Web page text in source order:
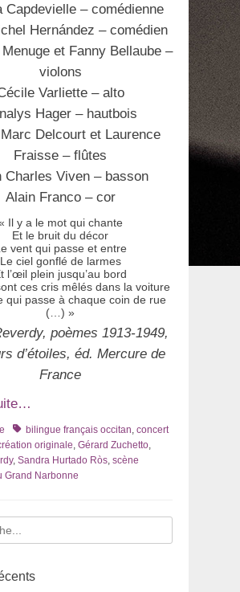
Capdevielle – comédienne
Hernández – comédien
et Fanny Bellaube –
violons
Varliette – alto
Hager – hautbois
Delcourt et Laurence
Fraisse – flûtes
Charles Viven – basson
Alain Franco – cor
Il y a le mot qui chante
Et le bruit du décor
vent qui passe et entre
Le ciel gonflé de larmes
l’œil plein jusqu’au bord
ces cris mêlés dans la voiture
qui passe à chaque coin de rue
(…) »
poèmes 1913-1949,
d’étoiles, éd. Mercure de
France
Tagsbilingue français occitan, concert
originale, Gérard Zuchetto,
, Sandra Hurtado Ròs, scène
Grand Narbonne